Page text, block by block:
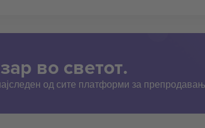
во светот.
од сите платформи за